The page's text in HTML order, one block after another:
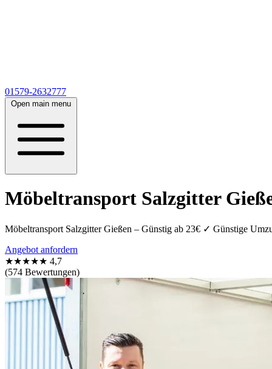
01579-2632777
Open main menu
Möbeltransport Salzgitter
Möbeltransport Salzgitter Gießen – Günstig ab 23€ ✓ Günstige
Angebot anfordern
★★★★★ 4,7
(574 Bewertungen)